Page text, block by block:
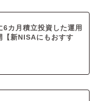
6カ月積立投資した運用
【新NISAにもおすす